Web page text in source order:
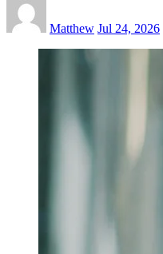
Matthew Jul 24, 2026